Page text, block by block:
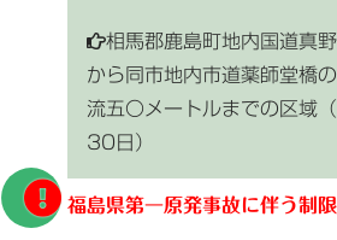
相馬郡鹿島町地内 国道真
から同市地内市道薬師堂橋
流五〇メートルまでの区域
30日）
福島県第一原発事故に伴う制限